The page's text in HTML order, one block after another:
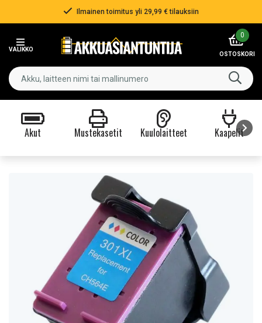
Ilmainen toimitus yli 29,99 € tilauksiin
VALIKKO
0
OSTOSKORI
Akut Mustekasetit Kuulolaitteet Kaapelit